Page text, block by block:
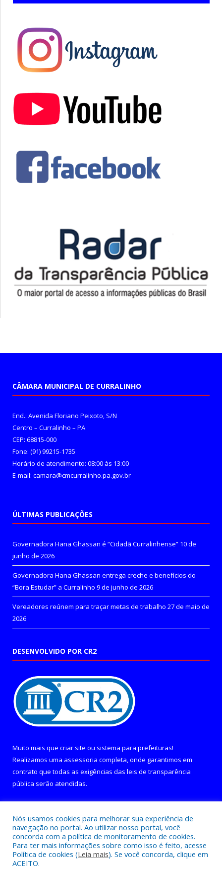
CÂMARA MUNICIPAL DE CURRALINHO
End.: Avenida Floriano Peixoto, S/N
Centro – Curralinho – PA
CEP: 68815-000
Fone: (91) 99215-1735
Horário de atendimento: 08:00 às 13:00
E-mail: camara@cmcurralinho.pa.gov.br
ÚLTIMAS PUBLICAÇÕES
Governadora Hana Ghassan é “Cidadã Curralinhense” 10 de
junho de 2026
Governadora Hana Ghassan entrega creche e benefícios do
“Bora Estudar” a Curralinho 9 de junho de 2026
Vereadores reúnem para traçar metas de trabalho 27 de maio de
2026
DESENVOLVIDO POR CR2
Muito mais que criar site ou sistema para prefeituras!
Realizamos uma assessoria completa, onde garantimos em
contrato que todas as exigências das leis de transparência
pública serão atendidas.
Todos os direitos reservados a Câmara Municipal de Curralinho.
Nós usamos cookies para melhorar sua experiência de
navegação no portal. Ao utilizar nosso portal, você
concorda com a política de monitoramento de cookies.
Para ter mais informações sobre como isso é feito, acesse
Política de cookies (Leia mais). Se você concorda, clique em
ACEITO.